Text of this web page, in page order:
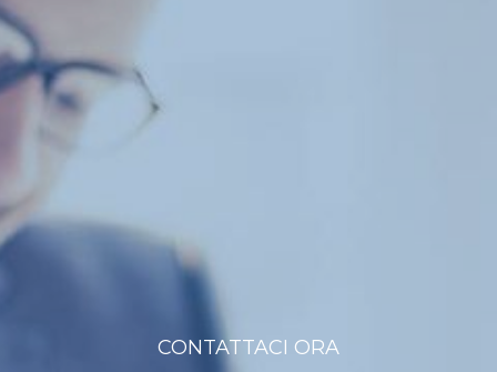
CONTATTACI ORA